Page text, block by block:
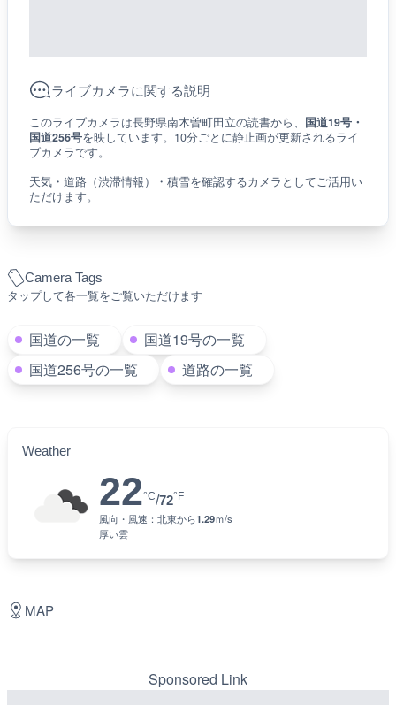
Camera Tags
タップして各一覧をご覧いただけます
国道の一覧
国道19号の一覧
国道256号の一覧
道路の一覧
Weather
22°C/72°F
風向・風速： 北東から1.29ｍ/s
厚い雲
ライブカメラに関する説明
このライブカメラは長野県南木曽町田立の読書から、 国道19号・
国道256号を映しています。10分ごとに静止画が更新されるライ
ブカメラです。
天気・道路（渋滞情報）・積雪を確認するカメラとしてご活用い
ただけます。
MAP
Sponsored Link